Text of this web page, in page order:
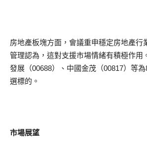
房地產板塊方面，會議重申穩定房地產行
管理認為，這對支援市場情緒有積極作用
發展（00688）、中國金茂（00817）等
選標的。
市場展望